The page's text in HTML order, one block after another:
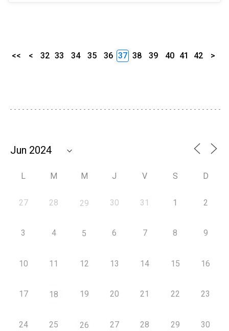
<< < 32 33 34 35 36 37 38 39 40 41 42 >
L M M J V S D
27 28 29 30 31 1 2
3 4 5 6 7 8 9
10 11 12 13 14 15 16
17 18 19 20 21 22 23
24 25 26 27 28 29 30